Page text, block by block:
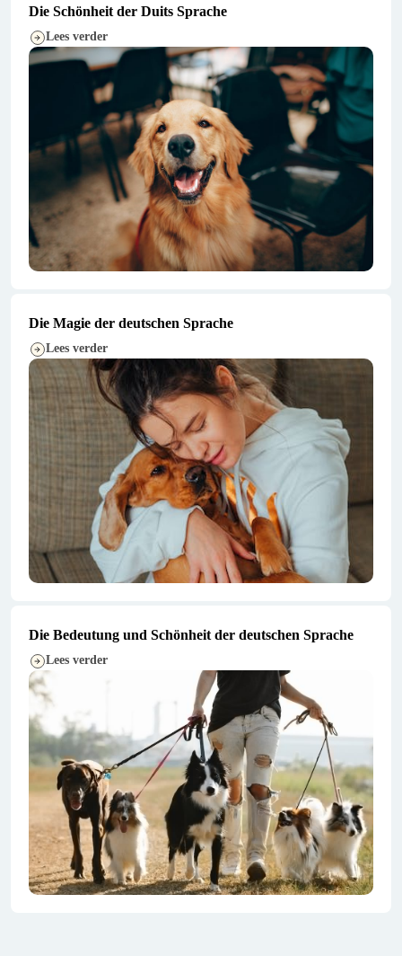
Die Schönheit der Duits Sprache
Lees verder
Die Magie der deutschen Sprache
Lees verder
Die Bedeutung und Schönheit der deutschen Sprache
Lees verder